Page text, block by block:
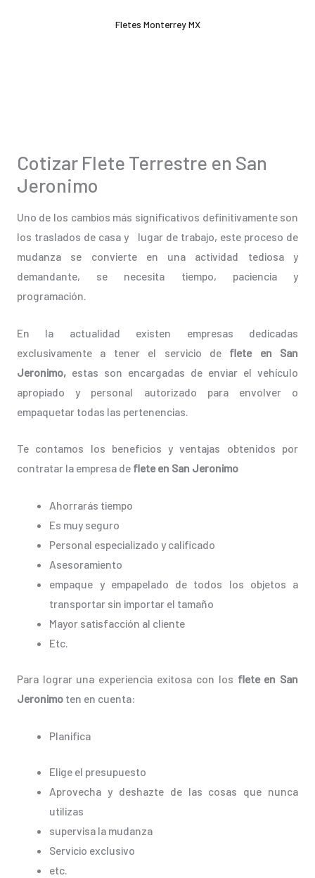
Fletes Monterrey MX
Cotizar Flete Terrestre en San
Jeronimo
Uno de los cambios más significativos definitivamente son
los traslados de casa y lugar de trabajo, este proceso de
mudanza se convierte en una actividad tediosa y
demandante, se necesita tiempo, paciencia y
programación.
En la actualidad existen empresas dedicadas
exclusivamente a tener el servicio deflete en San
Jeronimo,estas son encargadas de enviar el vehículo
apropiado y personal autorizado para envolver o
empaquetar todas las pertenencias.
Te contamos los beneficios y ventajas obtenidos por
contratar la empresa de flete en San Jeronimo
Ahorrarás tiempo
Es muy seguro
Personal especializado y calificado
Asesoramiento
empaque y empapelado de todos los objetos a
transportar sin importar el tamaño
Mayor satisfacción al cliente
Etc.
Para lograr una experiencia exitosa con los flete en San
Jeronimoten en cuenta:
Planifica
Elige el presupuesto
Aprovecha y deshazte de las cosas que nunca
utilizas
supervisa la mudanza
Servicio exclusivo
etc.